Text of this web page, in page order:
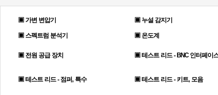
▣ 가변 변압기 ▣ 누설 감지기
▣ 스펙트럼 분석기 ▣ 온도계
▣ 전원 공급 장치 ▣ 테스트 리드 - BNC 인터페이
▣ 테스트 리드 - 점퍼, 특수 ▣ 테스트 리드 - 키트, 모음